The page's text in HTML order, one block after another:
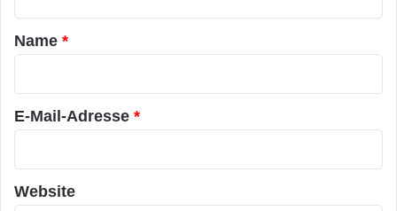
a
r
*
Name *
E-Mail-Adresse *
Website